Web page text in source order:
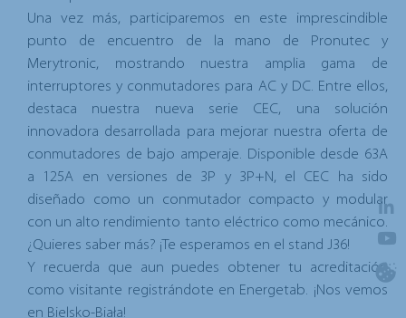
Una vez más, participaremos en este imprescindible
punto de encuentro de la mano de Pronutec y
Merytronic, mostrando nuestra amplia gama de
interruptores y conmutadores para AC y DC. Entre ellos,
destaca nuestra nueva serie CEC, una solución
innovadora desarrollada para mejorar nuestra oferta de
conmutadores de bajo amperaje. Disponible desde 63A
a 125A en versiones de 3P y 3P+N, el CEC ha sido
diseñado como un conmutador compacto y modular
con un alto rendimiento tanto eléctrico como mecánico.
¿Quieres saber más? ¡Te esperamos en el stand J36!
Y recuerda que aun puedes obtener tu acreditación
como visitante registrándote en Energetab. ¡Nos vemos
en Bielsko-Biała!